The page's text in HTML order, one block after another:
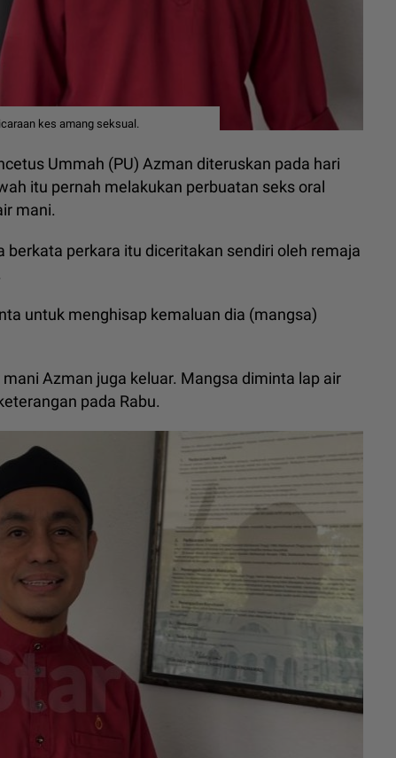
kes amang seksual.
Ummah (PU) Azman diteruskan pada hari
itu pernah melakukan perbuatan seks oral
mani.
perkara itu diceritakan sendiri oleh remaja
untuk menghisap kemaluan dia (mangsa)
Azman juga keluar. Mangsa diminta lap air
pada Rabu.